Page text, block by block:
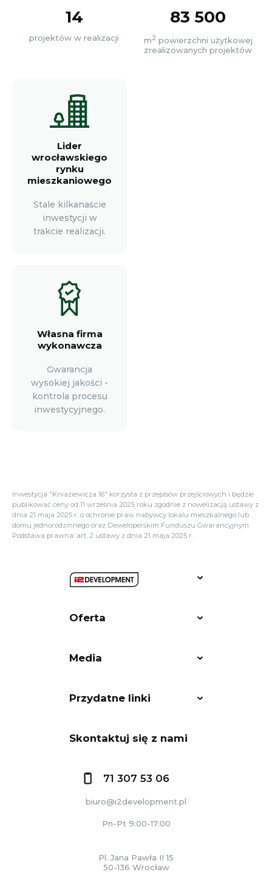
14
projektów w realizacji
83 500
m2powierzchni użytkowej
zrealizowanych projektów
Lider
wrocławskiego
rynku
mieszkaniowego
Stale kilkanaście
inwestycji w
trakcie realizacji.
Własna firma
wykonawcza
Gwarancja
wysokiej jakości -
kontrola procesu
inwestycyjnego.
Inwestycja "Kniaziewicza 16" korzysta z przepisów przejściowych i będzie
publikować ceny od 11 września 2025 roku zgodnie z nowelizacją ustawy z
dnia 21 maja 2025 r. o ochronie praw nabywcy lokalu mieszkalnego lub
domu jednorodzinnego oraz Deweloperskim Funduszu Gwarancyjnym.
Podstawa prawna: art. 2 ustawy z dnia 21 maja 2025 r.
Oferta
Media
Przydatne linki
Skontaktuj się z nami
71 307 53 06
biuro@i2development.pl
Pn-Pt 9:00-17:00
Pl. Jana Pawła II 15
50-136 Wrocław